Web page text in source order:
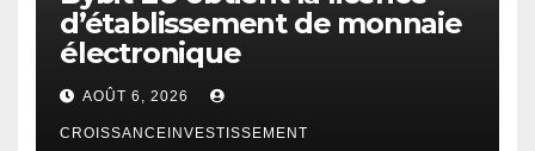
d’établissement de monnaie
électronique
AOÛT 6, 2026
CROISSANCEINVESTISSEMENT